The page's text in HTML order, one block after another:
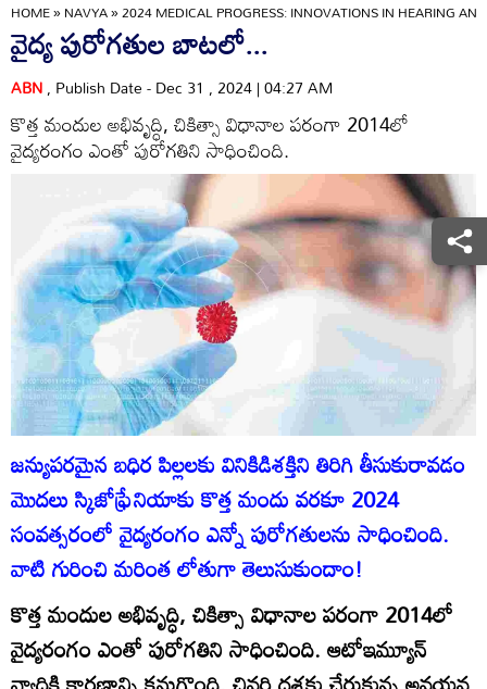
HOME»NAVYA»2024 MEDICAL PROGRESS: INNOVATIONS IN HEARING
వైద్య పురోగతుల బాటలో...
ABN, Publish Date - Dec 31 , 2024 | 04:27 AM
కొత్త మందుల అభివృద్ధి, చికిత్సా విధానాల పరంగా 2014లో
వైద్యరంగం ఎంతో పురోగతిని సాధించింది.
జన్యుపరమైన బధిర పిల్లలకు వినికిడిశక్తిని తిరిగి తీసుకురావడం
మొదలు స్కిజోఫ్రేనియాకు కొత్త మందు వరకూ 2024
సంవత్సరంలో వైద్యరంగం ఎన్నో పురోగతులను సాధించింది.
వాటి గురించి మరింత లోతుగా తెలుసుకుందాం!
కొత్త మందుల అభివృద్ధి, చికిత్సా విధానాల పరంగా 2014లో
వైద్యరంగం ఎంతో పురోగతిని సాధించింది. ఆటోఇమ్యూన్‌